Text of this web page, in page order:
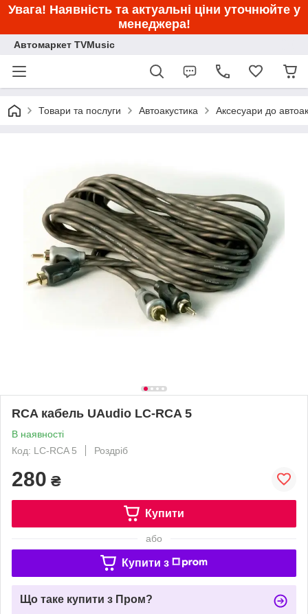
Увага! Наявність та актуальні ціни уточнюйте у
менеджера!
Автомаркет TVMusic
Товари та послуги Автоакустика Аксесуари до
RCA кабель UAudio LC-RCA 5
В наявності
Код: LC-RCA 5
Роздріб
280 ₴
Купити
або
Купити з
Що таке купити з Пром?